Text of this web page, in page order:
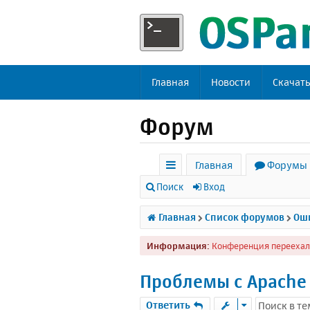
Главная Новости Скачать
Форум
с
ы
л
к
Главная Форумы
Поиск Вход
Главная Список форумов
Информация: Конференция
Проблемы с
Ответить